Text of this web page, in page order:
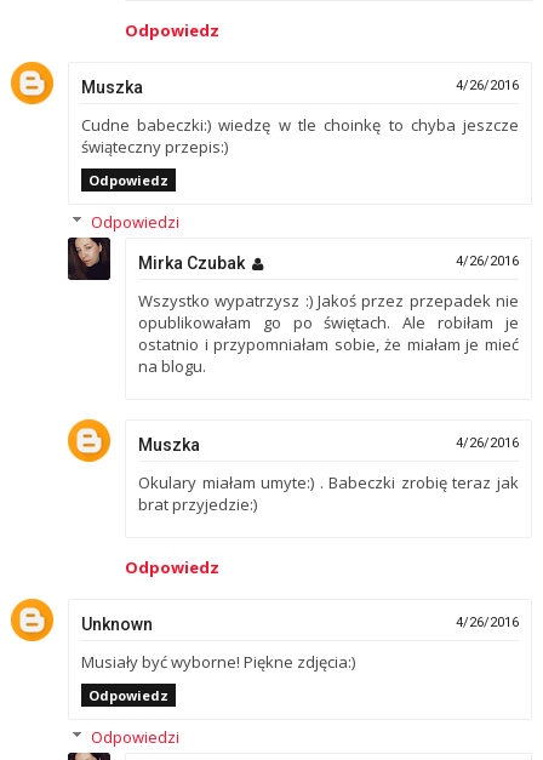
Odpowiedz
Muszka 4/26/2016
Cudne babeczki:) wiedzę w tle choinkę to chyba jeszcze
świąteczny przepis:)
Odpowiedz
Odpowiedzi
Mirka Czubak 4/26/2016
Wszystko wypatrzysz :) Jakoś przez przepadek nie
opublikowałam go po świętach. Ale robiłam je
ostatnio i przypomniałam sobie, że miałam je mieć
na blogu.
Muszka 4/26/2016
Okulary miałam umyte:) . Babeczki zrobię teraz jak
brat przyjedzie:)
Odpowiedz
Unknown 4/26/2016
Musiały być wyborne! Piękne zdjęcia:)
Odpowiedz
Odpowiedzi